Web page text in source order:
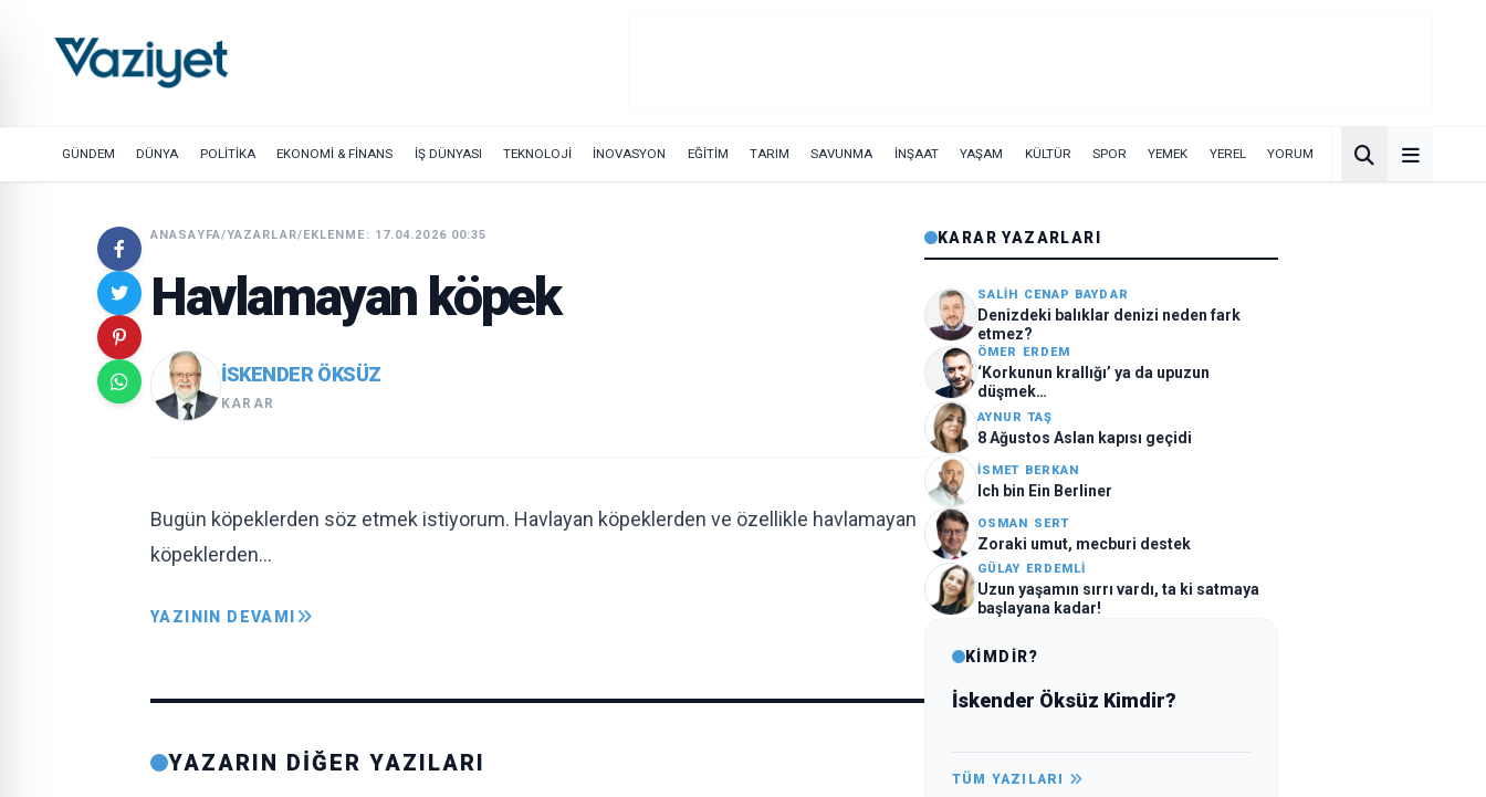
GÜNDEM DÜNYA POLİTİKA EKONOMİ & FİNANS İŞ DÜNYASI TEKNOLOJİ İNOVASYON EĞİTİM TARIM SAVUNMA İNŞAAT YAŞAM KÜLTÜR SPOR YEMEK YEREL YORUM
ANASAYFA/YAZARLAR/EKLENME: 17.04.2026 00:35
Havlamayan köpek
İSKENDER ÖKSÜZ
KARAR
Bugün köpeklerden söz etmek istiyorum. Havlayan köpeklerden ve özellikle havlamayan
köpeklerden…
YAZININ DEVAMI
YAZARIN DİĞER YAZILARI
KARAR YAZARLARI
SALIH CENAP BAYDAR
Denizdeki balıklar denizi neden fark
etmez?
ÖMER ERDEM
‘Korkunun krallığı’ ya da upuzun
düşmek…
AYNUR TAŞ
8 Ağustos Aslan kapısı geçidi
İSMET BERKAN
Ich bin Ein Berliner
OSMAN SERT
Zoraki umut, mecburi destek
GÜLAY ERDEMLI
Uzun yaşamın sırrı vardı, ta ki satmaya
başlayana kadar!
KİMDİR?
İskender Öksüz Kimdir?
TÜM YAZILARI